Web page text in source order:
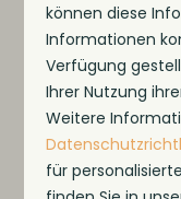
unsere
Im Park
können diese
Informationen
Verfügung
Ihrer Nutzung
Weitere
für